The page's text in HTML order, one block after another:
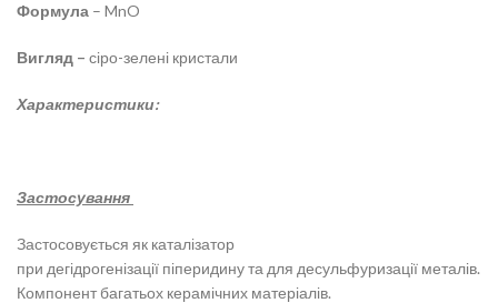
Формула – MnO
Вигляд – сіро-зелені кристали
Характеристики:
Застосування
Застосовується як каталізатор
при дегідрогенізації піперидину та для десульфуризації металів.
Компонент багатьох керамічних матеріалів.